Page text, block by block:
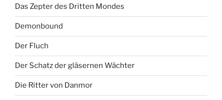
Das Zepter des Dritten Mondes
Demonbound
Der Fluch
Der Schatz der gläsernen Wächter
Die Ritter von Danmor